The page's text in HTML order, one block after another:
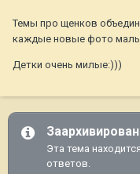
Темы про щенков
каждые новые фото
Детки очень милые:)))
Эта тема
ответов.